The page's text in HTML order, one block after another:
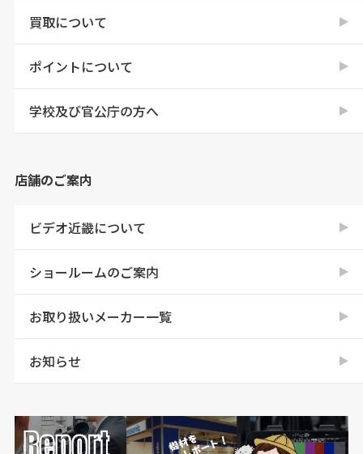
買取について
ポイントについて
学校及び官公庁の方へ
店舗のご案内
ビデオ近畿について
ショールームのご案内
お取り扱いメーカー一覧
お知らせ